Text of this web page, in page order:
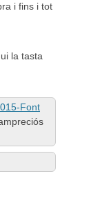
i fins i tot
la tasta
015-Font